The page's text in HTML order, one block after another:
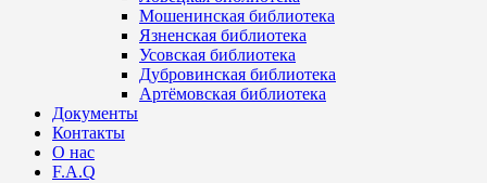
Мошенинская библиотека
Язненская библиотека
Усовская библиотека
Дубровинская библиотека
Артёмовская библиотека
Документы
Контакты
О нас
F.A.Q